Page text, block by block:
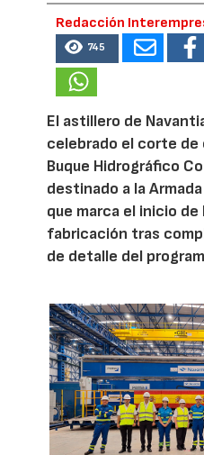
Redacción
745
El astillero de
celebrado el corte de
Buque Hidrográfico
destinado a la
que marca el inicio de
fabricación tras
de detalle del